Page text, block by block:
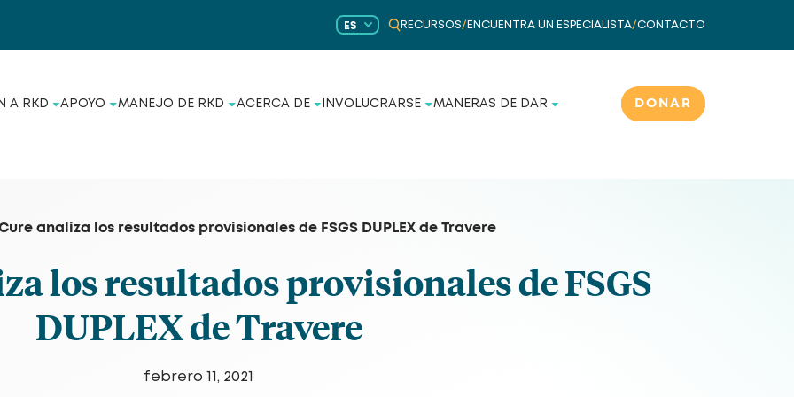
ES RECURSOS/ ENCUENTRA UN ESPECIALISTA/CONTACTO
A RKD APOYO MANEJO DE RKD ACERCA DE INVOLUCRARSE MANERAS DE DAR DONAR
analiza los resultados provisionales de FSGS DUPLEX de Travere
los resultados provisionales de FSGS
DUPLEX de Travere
febrero 11, 2021